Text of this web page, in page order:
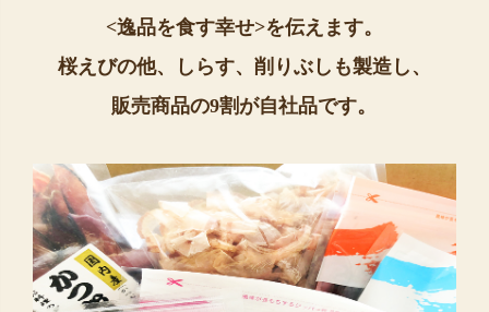
<逸品を食す幸せ>を伝えます。
桜えびの他、しらす、削りぶしも製造し、
販売商品の9割が自社品です。